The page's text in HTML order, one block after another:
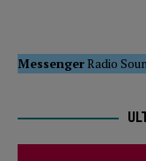
MessengerRadio